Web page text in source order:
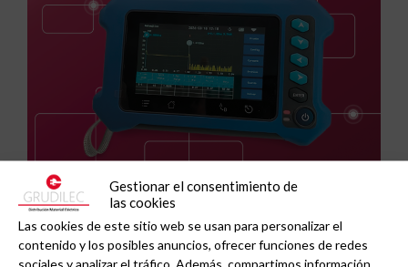
Gestionar el consentimiento de
las cookies
Las cookies de este sitio web se usan para personalizar el
contenido y los posibles anuncios, ofrecer funciones de redes
sociales y analizar el tráfico. Además, compartimos información
GAESTOPAS presenta un Mini OTDR portátil con
cuatro funciones de medición de fibra óptica en
un solo equipo.